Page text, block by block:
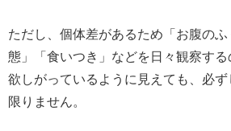
ただし、個体差があるため「お腹の
態」「食いつき」などを日々観察す
欲しがっているように見えても、必
限りません。